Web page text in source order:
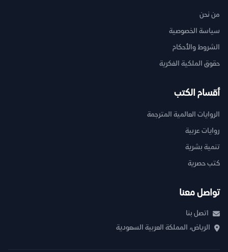
من نحن
سياسة الخصوصية
الشروط والأحكام
حقوق الملكية الفكرية
أقسام الكتب
الروايات العالمية المترجمة
روايات عربية
تنمية بشرية
كتب حصرية
تواصل معنا
اتصل بنا
الرياض، المملكة العربية السعودية